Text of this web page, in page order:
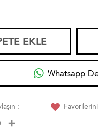
EKLE
Whatsapp
:
Pinterest